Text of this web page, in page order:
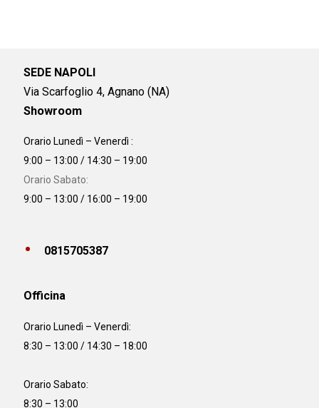
SEDE NAPOLI
Via Scarfoglio 4, Agnano (NA)
Showroom
Orario Lunedì – Venerdì :
9:00 – 13:00 / 14:30 – 19:00
Orario Sabato:
9:00 – 13:00 / 16:00 – 19:00
0815705387
Officina
Orario Lunedì – Venerdì:
8:30 – 13:00 / 14:30 – 18:00
Orario Sabato:
8:30 – 13:00